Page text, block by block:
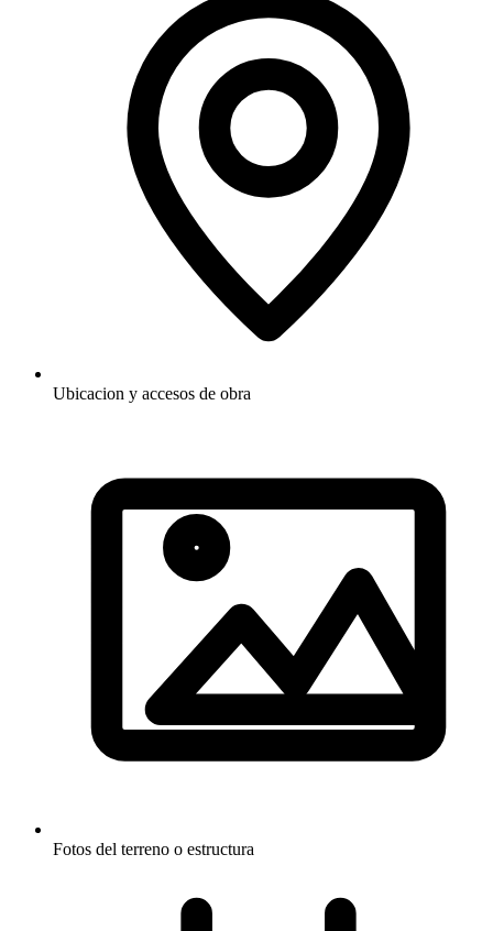
Ubicacion y accesos de obra
Fotos del terreno o estructura